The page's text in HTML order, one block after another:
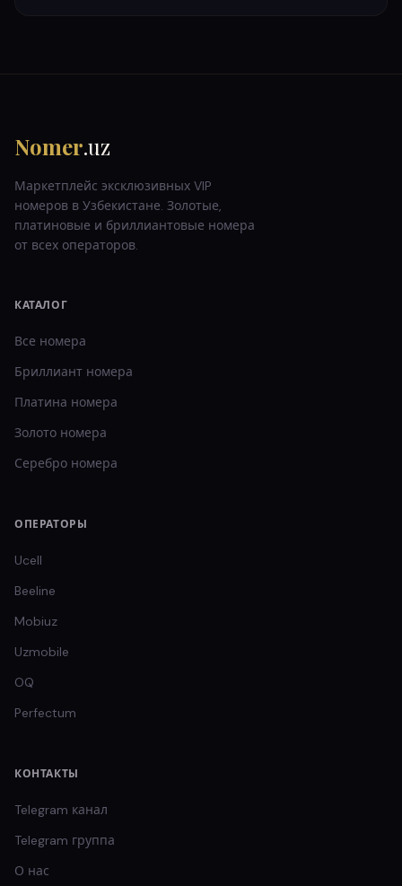
Nomer.uz
Маркетплейс эксклюзивных VIP
номеров в Узбекистане. Золотые,
платиновые и бриллиантовые номера
от всех операторов.
КАТАЛОГ
Все номера
Бриллиант номера
Платина номера
Золото номера
Серебро номера
ОПЕРАТОРЫ
Ucell
Beeline
Mobiuz
Uzmobile
OQ
Perfectum
КОНТАКТЫ
Telegram канал
Telegram группа
О нас